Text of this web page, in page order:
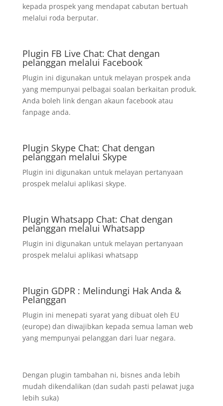
kepada prospek yang mendapat cabutan bertuah
melalui roda berputar.
Plugin FB Live Chat: Chat dengan
pelanggan melalui Facebook
Plugin ini digunakan untuk melayan prospek anda
yang mempunyai pelbagai soalan berkaitan produk.
Anda boleh link dengan akaun facebook atau
fanpage anda.
Plugin Skype Chat: Chat dengan
pelanggan melalui Skype
Plugin ini digunakan untuk melayan pertanyaan
prospek melalui aplikasi skype.
Plugin Whatsapp Chat: Chat dengan
pelanggan melalui Whatsapp
Plugin ini digunakan untuk melayan pertanyaan
prospek melalui aplikasi whatsapp
Plugin GDPR : Melindungi Hak Anda &
Pelanggan
Plugin ini menepati syarat yang dibuat oleh EU
(europe) dan diwajibkan kepada semua laman web
yang mempunyai pelanggan dari luar negara.
Dengan plugin tambahan ni, bisnes anda lebih
mudah dikendalikan (dan sudah pasti pelawat juga
lebih suka)